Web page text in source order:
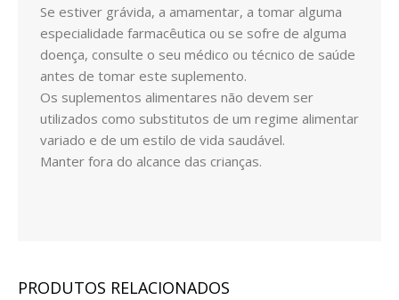
EMAGRIL
PLANTAS MEDICINAIS
CHÁS
INFUSÕES
Se estiver grávida, a amamentar, a tomar alguma
especialidade farmacêutica ou se sofre de alguma
doença, consulte o seu médico ou técnico de saúde
antes de tomar este suplemento.
Os suplementos alimentares não devem ser
utilizados como substitutos de um regime alimentar
variado e de um estilo de vida saudável.
Manter fora do alcance das crianças.
PRODUTOS RELACIONADOS